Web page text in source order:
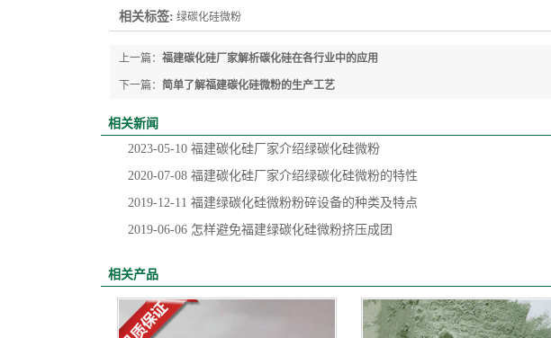
相关标签: 绿碳化硅微粉
上一篇： 福建碳化硅厂家解析碳化硅在各行业中的应用
下一篇： 简单了解福建碳化硅微粉的生产工艺
相关新闻
2023-05-10 福建碳化硅厂家介绍绿碳化硅微粉
2020-07-08 福建碳化硅厂家介绍绿碳化硅微粉的特性
2019-12-11 福建绿碳化硅微粉粉碎设备的种类及特点
2019-06-06 怎样避免福建绿碳化硅微粉挤压成团
相关产品